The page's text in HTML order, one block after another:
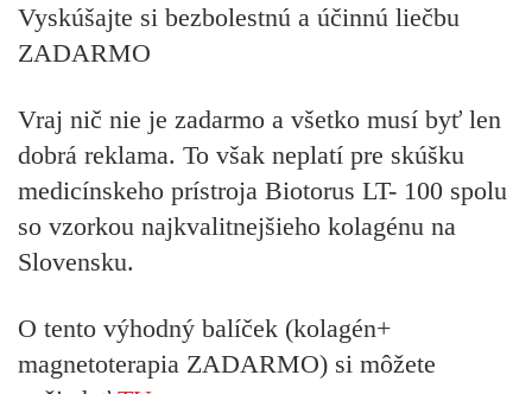
Vyskúšajte si bezbolestnú a účinnú liečbu
ZADARMO
Vraj nič nie je zadarmo a všetko musí byť len
dobrá reklama. To však neplatí pre skúšku
medicínskeho prístroja Biotorus LT- 100 spolu
so vzorkou najkvalitnejšieho kolagénu na
Slovensku.
O tento výhodný balíček (kolagén+
magnetoterapia ZADARMO) si môžete